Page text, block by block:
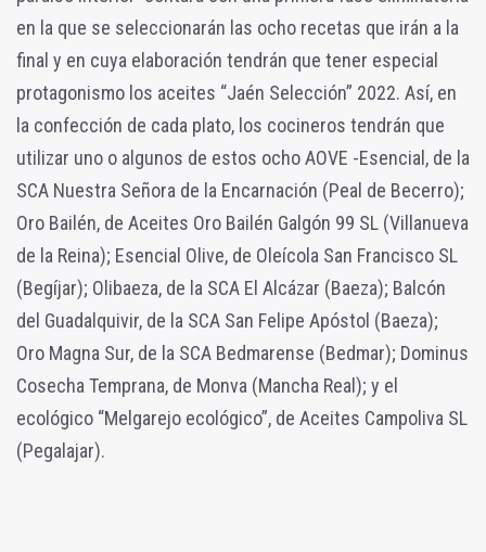
en la que se seleccionarán las ocho recetas que irán a la
final y en cuya elaboración tendrán que tener especial
protagonismo los aceites “Jaén Selección” 2022. Así, en
la confección de cada plato, los cocineros tendrán que
utilizar uno o algunos de estos ocho AOVE -Esencial, de la
SCA Nuestra Señora de la Encarnación (Peal de Becerro);
Oro Bailén, de Aceites Oro Bailén Galgón 99 SL (Villanueva
de la Reina); Esencial Olive, de Oleícola San Francisco SL
(Begíjar); Olibaeza, de la SCA El Alcázar (Baeza); Balcón
del Guadalquivir, de la SCA San Felipe Apóstol (Baeza);
Oro Magna Sur, de la SCA Bedmarense (Bedmar); Dominus
Cosecha Temprana, de Monva (Mancha Real); y el
ecológico “Melgarejo ecológico”, de Aceites Campoliva SL
(Pegalajar).